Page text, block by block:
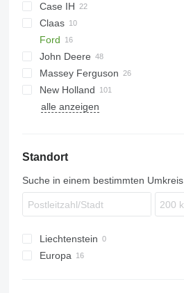
Case IH
CVX
MX
MXM
MXU
Maxxum
Optum
Claas
Ares
Arion
Axion
F-series
Vario
Ford
6600
6610
6640
8340
TW
TW15
TW20
Fastrac
John Deere
6M
6R
6120
7820
M-series
Massey Ferguson
3060
3085
6150
6260
6465
7719
8110
New Holland
G-series
TM
NLX 1024
alle anzeigen
Standort
Suche in einem bestimmten Umkreis
Liechtenstein
Europa